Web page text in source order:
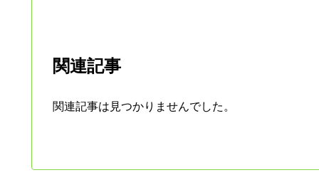
関連記事
関連記事は見つかりませんでした。